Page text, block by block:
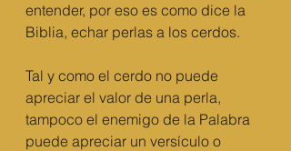
entender, por eso es como dice la
Biblia, echar perlas a los cerdos.
Tal y como el cerdo no puede
apreciar el valor de una perla,
tampoco el enemigo de la Palabra
puede apreciar un versículo o